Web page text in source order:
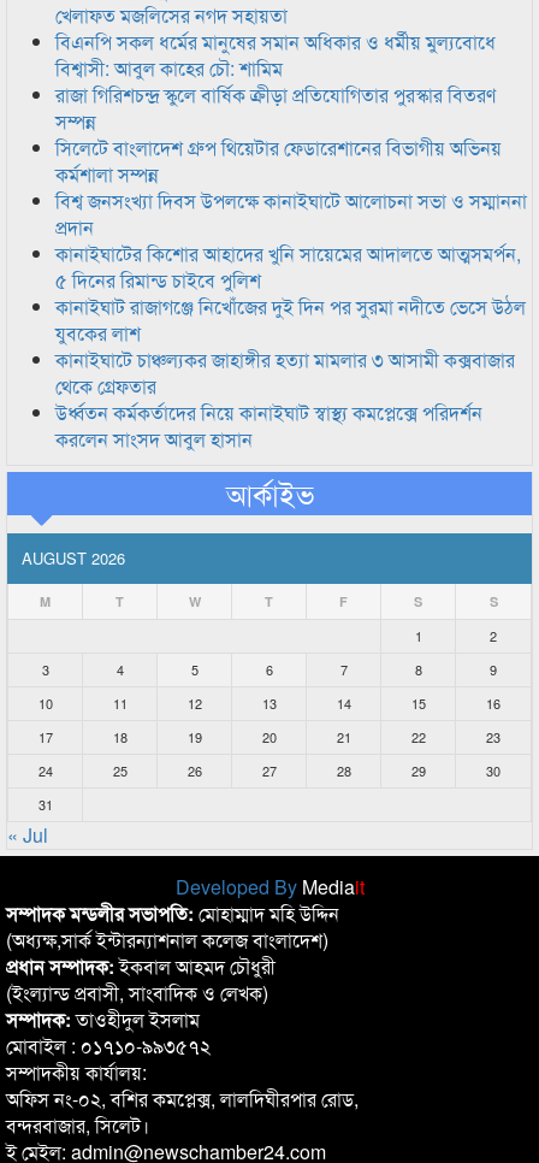
খেলাফত মজলিসের নগদ সহায়তা
বিএনপি সকল ধর্মের মানুষের সমান অধিকার ও ধর্মীয় মুল্যবোধে
বিশ্বাসী: আবুল কাহের চৌ: শামিম
রাজা গিরিশচন্দ্র স্কুলে বার্ষিক ক্রীড়া প্রতিযোগিতার পুরস্কার বিতরণ
সম্পন্ন
সিলেটে বাংলাদেশ গ্রুপ থিয়েটার ফেডারেশানের বিভাগীয় অভিনয়
কর্মশালা সম্পন্ন
বিশ্ব জনসংখ্যা দিবস উপলক্ষে কানাইঘাটে আলোচনা সভা ও সম্মাননা
প্রদান
কানাইঘাটের কিশোর আহাদের খুনি সায়েমের আদালতে আত্মসমর্পন,
৫ দিনের রিমান্ড চাইবে পুলিশ
কানাইঘাট রাজাগঞ্জে নিখোঁজের দুই দিন পর সুরমা নদীতে ভেসে উঠল
যুবকের লাশ
কানাইঘাটে চাঞ্চল্যকর জাহাঙ্গীর হত্যা মামলার ৩ আসামী কক্সবাজার
থেকে গ্রেফতার
উর্ধ্বতন কর্মকর্তাদের নিয়ে কানাইঘাট স্বাস্থ্য কমপ্লেক্সে পরিদর্শন
করলেন সাংসদ আবুল হাসান
আর্কাইভ
AUGUST 2026
M T W T F S S
1
2
3
4 5 6 7 8
9
10
11 12 13 14 15
16
17
18 19 20 21 22
23
24
25 26 27 28 29
30
31
« Jul
Developed By Mediait
সম্পাদক মন্ডলীর সভাপতি: মোহাম্মাদ মহি উদ্দিন
(অধ্যক্ষ,সার্ক ইন্টারন্যাশনাল কলেজ বাংলাদেশ)
প্রধান সম্পাদক:ইকবাল আহমদ চৌধুরী
(ইংল্যান্ড প্রবাসী, সাংবাদিক ও লেখক)
সম্পাদক:তাওহীদুল ইসলাম
মোবাইল : ০১৭১০-৯৯৩৫৭২
সম্পাদকীয় কার্যালয়:
অফিস নং-০২, বশির কমপ্লেক্স, লালদিঘীরপার রোড,
বন্দরবাজার, সিলেট।
ই মেইল: admin@newschamber24.com